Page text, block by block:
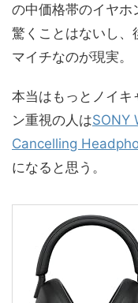
の中価格帯のイヤホ
驚くことはないし、
マイチなのが現実。
本当はもっとノイキ
ン重視の人はSONY
Cancelling
になると思う。